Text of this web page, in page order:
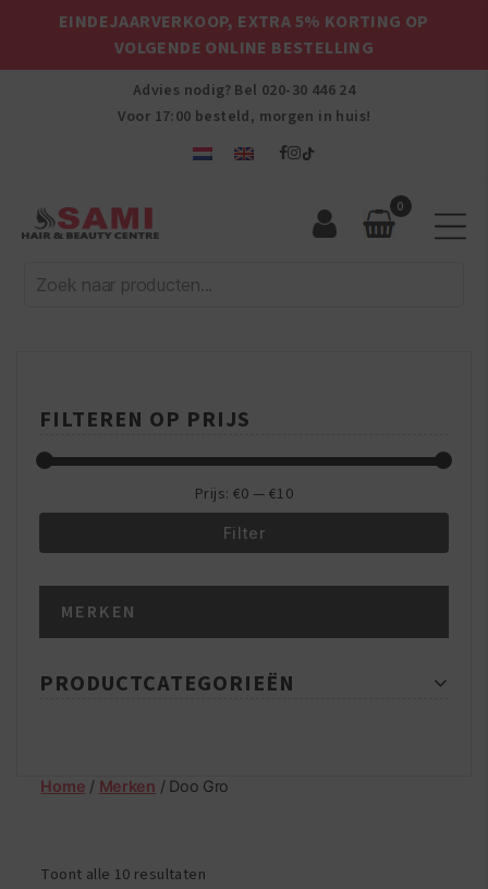
EINDEJAARVERKOOP, EXTRA 5% KORTING OP
VOLGENDE ONLINE BESTELLING
Advies nodig? Bel 020-30 446 24
Voor 17:00 besteld, morgen in huis!
Afro
Hair
0
FILTEREN OP PRIJS
Filter
Prijs: €0 — €10
MERKEN
PRODUCTCATEGORIEËN
Home / Merken / Doo Gro
Toont alle 10 resultaten